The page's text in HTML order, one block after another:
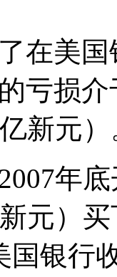
在美国
亏损
新元
年底
元）
国银行